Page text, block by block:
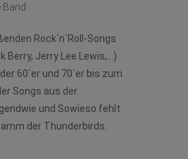
Rock`n`Roll-Songs
Berry, Jerry Lee Lewis,…)
60`er und 70`er bis zum
Songs aus der
und Sowieso fehlt
der Thunderbirds.